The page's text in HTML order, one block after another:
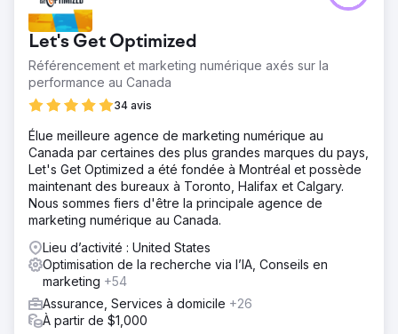
Let's Get Optimized
Référencement et marketing numérique axés sur la
performance au Canada
34 avis
Élue meilleure agence de marketing numérique au
Canada par certaines des plus grandes marques du pays,
Let's Get Optimized a été fondée à Montréal et possède
maintenant des bureaux à Toronto, Halifax et Calgary.
Nous sommes fiers d'être la principale agence de
marketing numérique au Canada.
Lieu d’activité : United States
Optimisation de la recherche via l’IA, Conseils en
marketing +54
Assurance, Services à domicile +26
À partir de $1,000